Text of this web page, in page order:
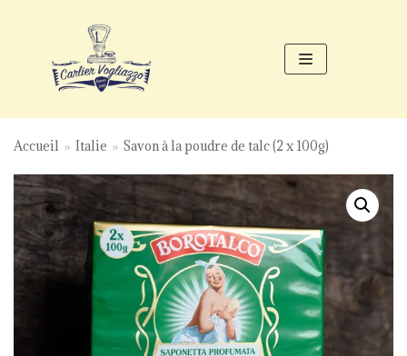
contenu
Accueil » Italie » Savon à la poudre de talc (2 x 100g)